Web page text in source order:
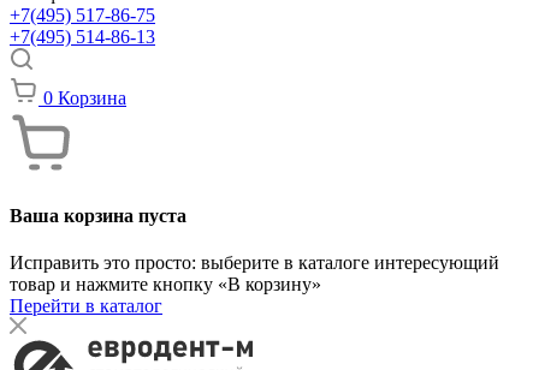
+7(495) 517-86-75
+7(495) 514-86-13
0 Корзина
Ваша корзина пуста
Исправить это просто: выберите в каталоге интересующий
товар и нажмите кнопку «В корзину»
Перейти в каталог